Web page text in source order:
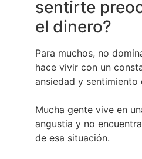
sentirte
el dinero?
Para muchos, no
hace vivir con un
ansiedad y sentimiento
Mucha gente vive en
angustia y no
de esa situación.